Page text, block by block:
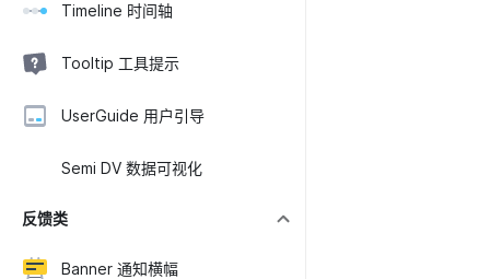
Timeline 时间轴
Tooltip 工具提示
UserGuide 用户引导
Semi DV 数据可视化
反馈类
Banner 通知横幅